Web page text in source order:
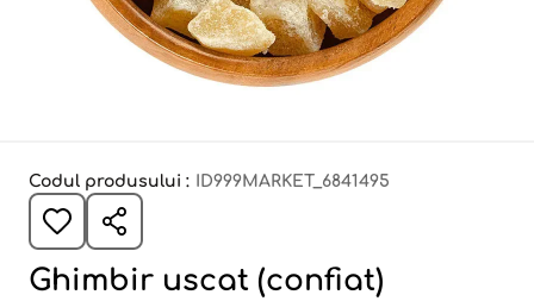
Codul produsului : ID999MARKET_6841495
Ghimbir uscat (confiat)